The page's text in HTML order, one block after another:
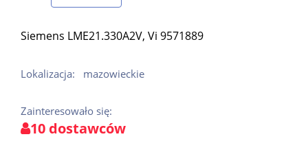
Siemens LME21.330A2V, Vi 9571889
Lokalizacja: mazowieckie
Zainteresowało się:
10 dostawców